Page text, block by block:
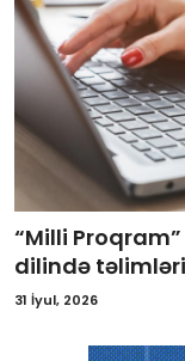
“Milli
dilində
31 İyul, 2026